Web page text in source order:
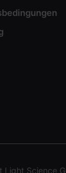
Science